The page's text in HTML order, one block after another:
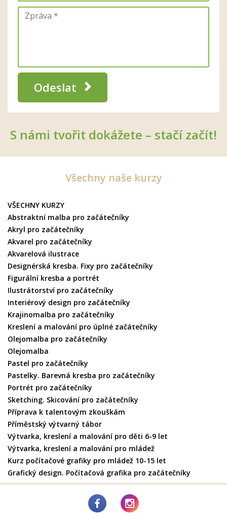
Odeslat
S námi tvořit dokážete – stačí začít!
Všechny naše kurzy
VŠECHNY KURZY
Abstraktní malba pro začátečníky
Akryl pro začátečníky
Akvarel pro začátečníky
Akvarelová ilustrace
Designérská kresba. Fixy pro začátečníky
Figurální kresba a portrét
Ilustrátorství pro začátečníky
Interiérový design pro začátečníky
Krajinomalba pro začátečníky
Kreslení a malování pro úplné začátečníky
Olejomalba pro začátečníky
Olejomalba
Pastel pro začátečníky
Pastelky. Barevná kresba pro začátečníky
Portrét pro začátečníky
Sketching. Skicování pro začátečníky
Příprava k talentovým zkouškám
Příměstský výtvarný tábor
Výtvarka, kreslení a malování pro děti 6-9 let
Výtvarka, kreslení a malování pro mládež
Kurz počítačové grafiky pro mládež 10-15 let
Grafický design. Počítačová grafika pro začátečníky